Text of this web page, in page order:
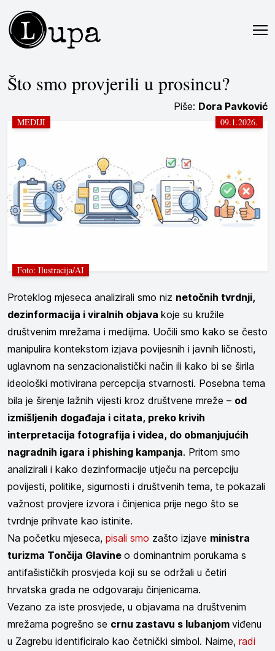
Lupa
Što smo provjerili u prosincu?
Piše: Dora Pavković
MEDIJI 09.1.2026.
Foto: Ilustracija/AI
Proteklog mjeseca analizirali smo niz netočnih tvrdnji,
dezinformacija i viralnih objava koje su kružile
društvenim mrežama i medijima. Uočili smo kako se često
manipulira kontekstom izjava povijesnih i javnih ličnosti,
uglavnom na senzacionalistički način ili kako bi se širila
ideološki motivirana percepcija stvarnosti. Posebna tema
bila je širenje lažnih vijesti kroz društvene mreže – od
izmišljenih događaja i citata, preko krivih
interpretacija fotografija i videa, do obmanjujućih
nagradnih igara i phishing kampanja. Pritom smo
analizirali i kako dezinformacije utječu na percepciju
povijesti, politike, sigurnosti i društvenih tema, te pokazali
važnost provjere izvora i činjenica prije nego što se
tvrdnje prihvate kao istinite.
Na početku mjeseca, pisali smo zašto izjave ministra
turizma Tončija Glavine o dominantnim porukama s
antifašističkih prosvjeda koji su se održali u četiri
hrvatska grada ne odgovaraju činjenicama.
Vezano za iste prosvjede, u objavama na društvenim
mrežama pogrešno se crnu zastavu s lubanjom viđenu
u Zagrebu identificiralo kao četnički simbol. Naime, radi